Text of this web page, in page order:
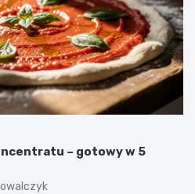
– gotowy w 5